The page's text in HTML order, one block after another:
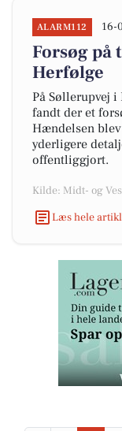
ALARM112 16-
Forsøg på
Herfølge
På Søllerupvej i
fandt der et
Hændelsen
yderligere
offentliggjort.
Kilde: Midt- og
Læs hele